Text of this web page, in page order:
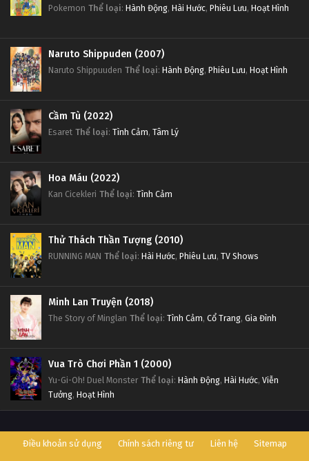
Pokemon Thể loại: Hành Động, Hài Hước, Phiêu Lưu, Hoạt Hình
Naruto Shippuden (2007)
Naruto Shippuuden Thể loại: Hành Động, Phiêu Lưu, Hoạt Hình
Cầm Tù (2022)
Esaret Thể loại: Tình Cảm, Tâm Lý
Hoa Máu (2022)
Kan Cicekleri Thể loại: Tình Cảm
Thử Thách Thần Tượng (2010)
RUNNING MAN Thể loại: Hài Hước, Phiêu Lưu, TV Shows
Minh Lan Truyện (2018)
The Story of Minglan Thể loại: Tình Cảm, Cổ Trang, Gia Đình
Vua Trò Chơi Phần 1 (2000)
Yu-Gi-Oh! Duel Monster Thể loại: Hành Động, Hài Hước, Viễn
Tưởng, Hoạt Hình
Điều khoản sử dụng Chính sách riêng tư Liên hệ Sitemap